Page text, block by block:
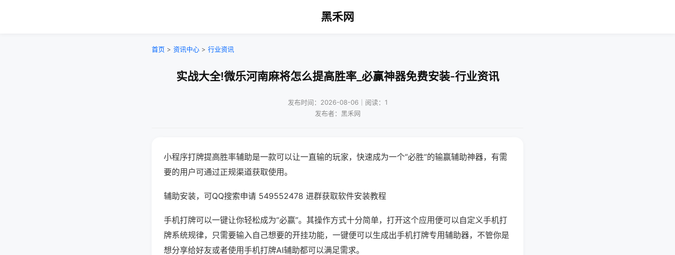
黑禾网
首页 > 资讯中心 > 行业资讯
实战大全!微乐河南麻将怎么提高胜率_必赢神器免费安装-行业资讯
发布时间：2026-08-06｜阅读：1
发布者：黑禾网
小程序打牌提高胜率辅助是一款可以让一直输的玩家，快速成为一个“必胜”的输赢辅助神器，有需
要的用户可通过正规渠道获取使用。
辅助安装，可QQ搜索申请 549552478 进群获取软件安装教程
手机打牌可以一键让你轻松成为“必赢”。其操作方式十分简单，打开这个应用便可以自定义手机打
牌系统规律，只需要输入自己想要的开挂功能，一键便可以生成出手机打牌专用辅助器，不管你是
想分享给好友或者使用手机打牌AI辅助都可以满足需求。